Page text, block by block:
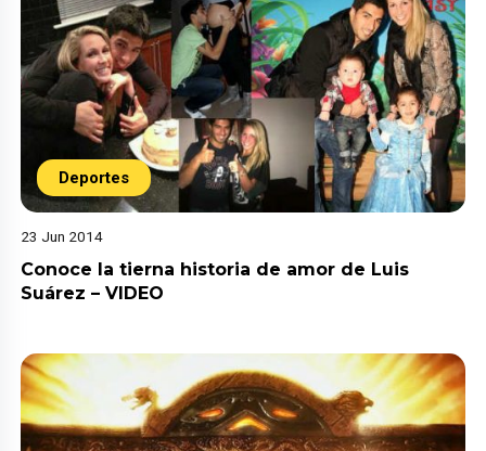
Deportes
23 Jun 2014
Conoce la tierna historia de amor de Luis
Suárez – VIDEO